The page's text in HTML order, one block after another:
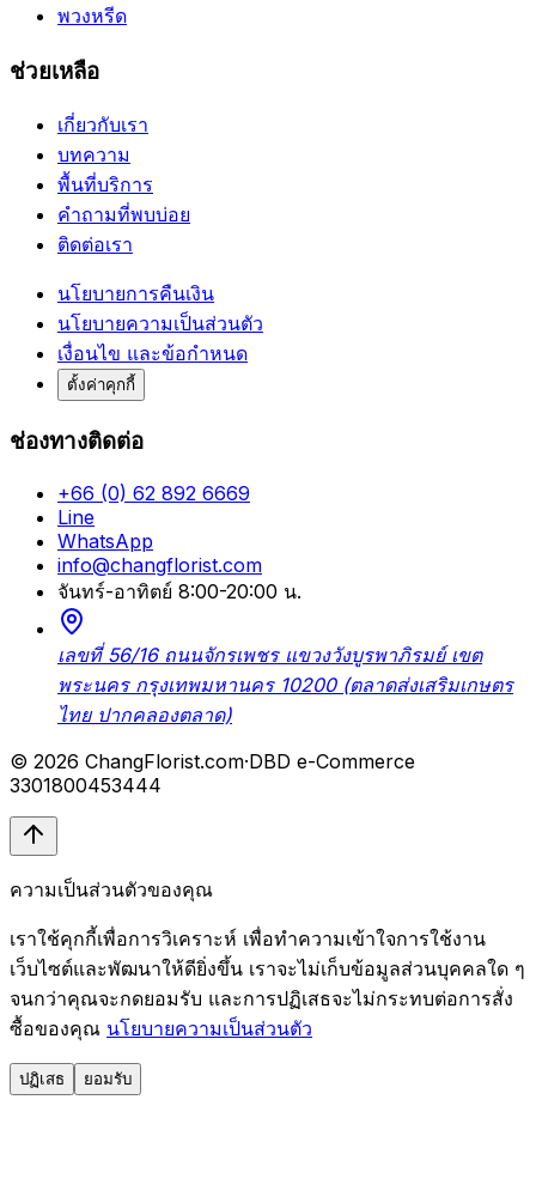
พวงหรีด
ช่วยเหลือ
เกี่ยวกับเรา
บทความ
พื้นที่บริการ
คำถามที่พบบ่อย
ติดต่อเรา
นโยบายการคืนเงิน
นโยบายความเป็นส่วนตัว
เงื่อนไข และข้อกำหนด
ตั้งค่าคุกกี้
ช่องทางติดต่อ
+66 (0) 62 892 6669
Line
WhatsApp
info@changflorist.com
จันทร์-อาทิตย์ 8:00-20:00 น.
เลขที่ 56/16 ถนนจักรเพชร แขวงวังบูรพาภิรมย์ เขต
พระนคร กรุงเทพมหานคร 10200 (ตลาดส่งเสริมเกษตร
ไทย ปากคลองตลาด)
© 2026 ChangFlorist.com·DBD e-Commerce
3301800453444
ความเป็นส่วนตัวของคุณ
เราใช้คุกกี้เพื่อการวิเคราะห์ เพื่อทำความเข้าใจการใช้งาน
เว็บไซต์และพัฒนาให้ดียิ่งขึ้น เราจะไม่เก็บข้อมูลส่วนบุคคลใด ๆ
จนกว่าคุณจะกดยอมรับ และการปฏิเสธจะไม่กระทบต่อการสั่ง
ซื้อของคุณ นโยบายความเป็นส่วนตัว
ปฏิเสธ ยอมรับ